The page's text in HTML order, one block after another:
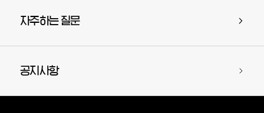
자주하는 질문
공지사항